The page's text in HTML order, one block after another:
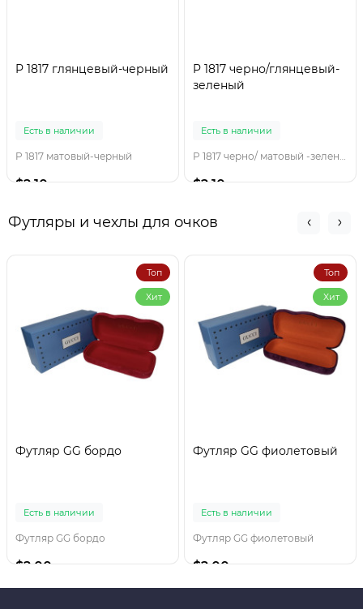
P 1817 глянцевый-черный
Есть в наличии
P 1817 матовый-черный
$2.10
P 1817 черно/глянцевый-
зеленый
Есть в наличии
P 1817 черно/ матовый -зеленый
$2.10
Футляры и чехлы для очков
Топ
Хит
Футляр GG бордо
Есть в наличии
Футляр GG бордо
$2.00
Топ
Хит
Футляр GG фиолетовый
Есть в наличии
Футляр GG фиолетовый
$2.00